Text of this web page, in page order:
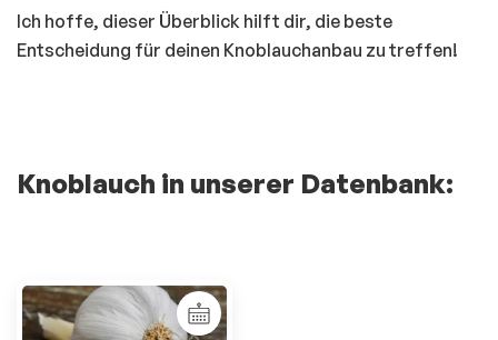
Ich hoffe, dieser Überblick hilft dir, die beste
Entscheidung für deinen Knoblauchanbau zu treffen!
Knoblauch in unserer Datenbank: